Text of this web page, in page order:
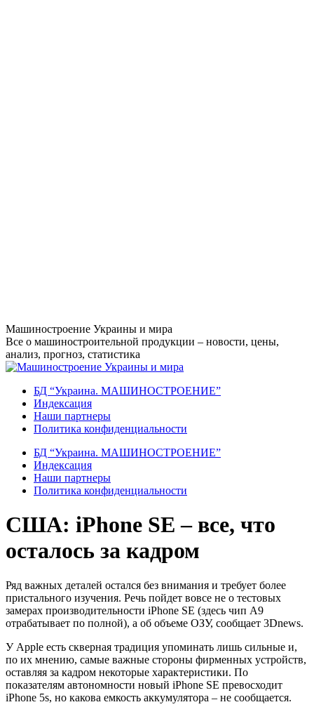
Перейти
к
содержанию
Машиностроение Украины и мира
Все о машиностроительной продукции – новости, цены,
анализ, прогноз, статистика
БД “Украина. МАШИНОСТРОЕНИЕ”
Индекcация
Наши партнеры
Политика конфиденциальности
БД “Украина. МАШИНОСТРОЕНИЕ”
Индекcация
Наши партнеры
Политика конфиденциальности
США: iPhone SE – все, что
осталось за кадром
Ряд важных деталей остался без внимания и требует более
пристального изучения. Речь пойдет вовсе не о тестовых
замерах производительности iPhone SE (здесь чип А9
отрабатывает по полной), а об объеме ОЗУ, сообщает 3Dnews.
У Apple есть скверная традиция упоминать лишь сильные и,
по их мнению, самые важные стороны фирменных устройств,
оставляя за кадром некоторые характеристики. По
показателям автономности новый iPhone SE превосходит
iPhone 5s, но какова емкость аккумулятора – не сообщается.